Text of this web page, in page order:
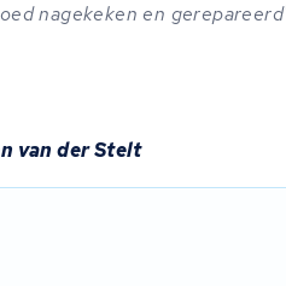
nagekeken en gerepareerd
van der Stelt